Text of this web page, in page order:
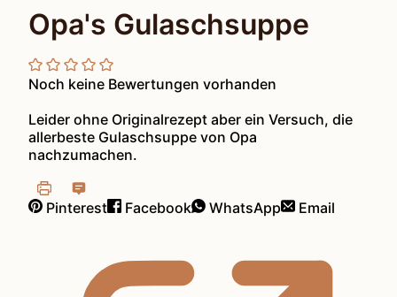
Opa's Gulaschsuppe
Noch keine Bewertungen vorhanden
Leider ohne Originalrezept aber ein Versuch, die
allerbeste Gulaschsuppe von Opa
nachzumachen.
Pinterest Facebook WhatsApp Email